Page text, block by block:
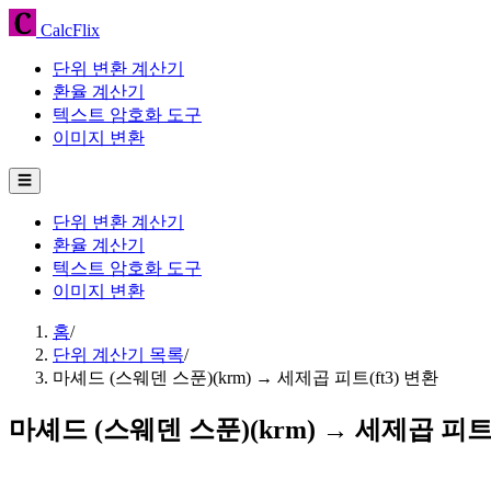
CalcFlix
단위 변환 계산기
환율 계산기
텍스트 암호화 도구
이미지 변환
☰
단위 변환 계산기
환율 계산기
텍스트 암호화 도구
이미지 변환
홈/
단위 계산기 목록/
마셰드 (스웨덴 스푼)(krm) → 세제곱 피트(ft3) 변환
마셰드 (스웨덴 스푼)(krm) → 세제곱 피